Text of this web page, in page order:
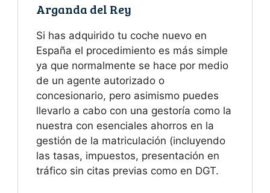
Arganda del Rey
Si has adquirido tu coche nuevo en
España el procedimiento es más simple
ya que normalmente se hace por medio
de un agente autorizado o
concesionario, pero asimismo puedes
llevarlo a cabo con una gestoría como la
nuestra con esenciales ahorros en la
gestión de la matriculación (incluyendo
las tasas, impuestos, presentación en
tráfico sin citas previas como en DGT.